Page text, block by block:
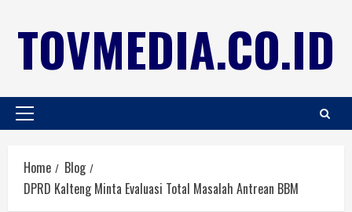
TOVMEDIA.CO.ID
Home
Blog
DPRD Kalteng Minta Evaluasi Total Masalah Antrean BBM